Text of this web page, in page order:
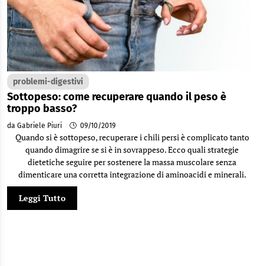
problemi-digestivi
Sottopeso: come recuperare quando il peso è
troppo basso?
da Gabriele Piuri 09/10/2019
Quando si è sottopeso, recuperare i chili persi è complicato tanto
quando dimagrire se si è in sovrappeso. Ecco quali strategie
dietetiche seguire per sostenere la massa muscolare senza
dimenticare una corretta integrazione di aminoacidi e minerali.
Leggi Tutto